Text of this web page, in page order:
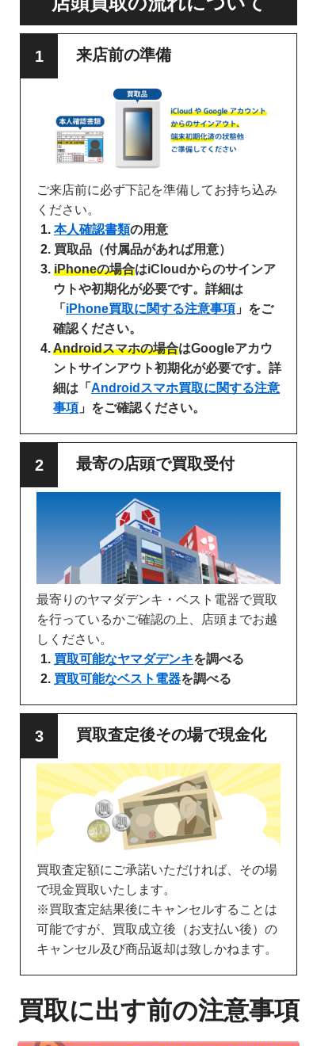
来店前の準備
ご来店前に必ず下記を準備してお持ち込み
ください。
本人確認書類の用意
買取品（付属品があれば用意）
iPhoneの場合はiCloudからのサインア
ウトや初期化が必要です。詳細は
「 iPhone買取に関する注意事項 」をご
確認ください。
Androidスマホの場合はGoogleアカウ
ントサインアウト初期化が必要です。詳
細は「 Androidスマホ買取に関する注意
事項 」をご確認ください。
最寄の店頭で買取受付
最寄りのヤマダデンキ・ベスト電器で買取
を行っているかご確認の上、店頭までお越
しください。
買取可能なヤマダデンキを調べる
買取可能なベスト電器を調べる
買取査定後その場で現金化
買取査定額にご承諾いただければ、その場
で現金買取いたします。
※買取査定結果後にキャンセルすることは
可能ですが、買取成立後（お支払い後）の
キャンセル及び商品返却は致しかねます。
買取に出す前の注意事項